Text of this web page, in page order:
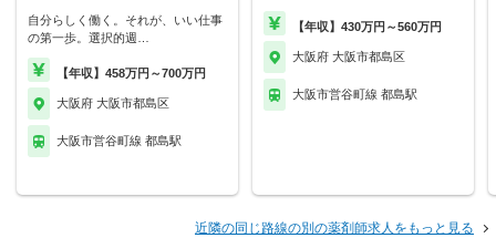
自分らしく働く。それが、いい仕事
の第一歩。選択的週…
【年収】458万円～700万円
大阪府 大阪市都島区
大阪市営谷町線 都島駅
【年収】430万円～560万円
大阪府 大阪市都島区
大阪市営谷町線 都島駅
近隣の同じ路線の別の薬剤師求人をもっと見る